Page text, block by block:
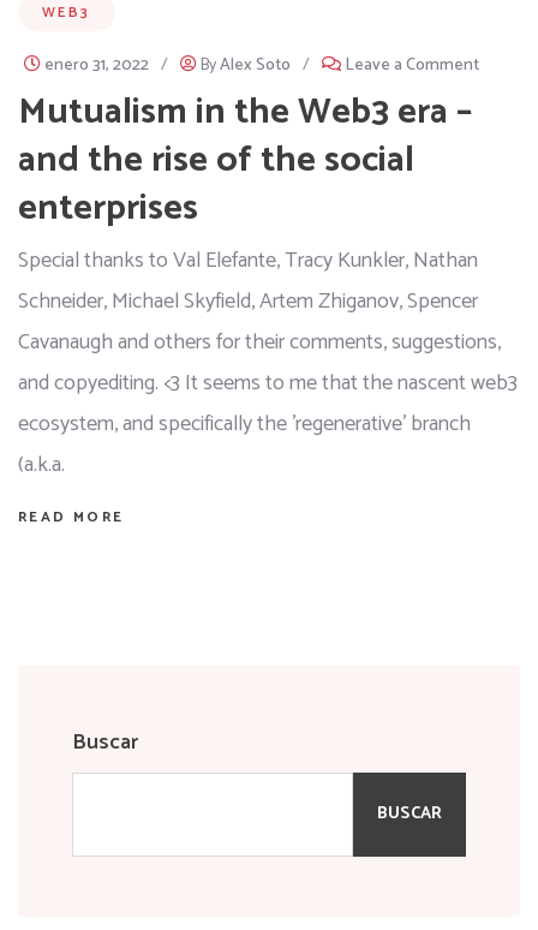
WEB3
enero 31, 2022 / ByAlex Soto / Leave a Comment
Mutualism in the Web3 era –
and the rise of the social
enterprises
Special thanks to Val Elefante, Tracy Kunkler, Nathan
Schneider, Michael Skyfield, Artem Zhiganov, Spencer
Cavanaugh and others for their comments, suggestions,
and copyediting. <3 It seems to me that the nascent web3
ecosystem, and specifically the 'regenerative' branch
(a.k.a.
READ MORE
Buscar
BUSCAR